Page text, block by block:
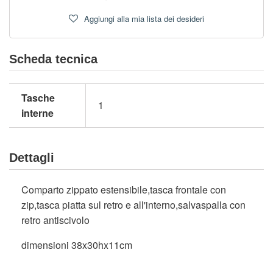
Aggiungi alla mia lista dei desideri
Scheda tecnica
Tasche
interne
1
Dettagli
Comparto zippato estensibile,tasca frontale con
zip,tasca piatta sul retro e all'interno,salvaspalla con
retro antiscivolo
dimensioni 38x30hx11cm